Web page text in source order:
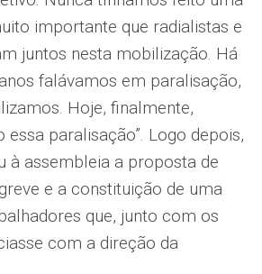
importante que radialistas e
juntos nesta mobilização. Há
falávamos em paralisação,
Hoje, finalmente,
essa paralisação”. Logo depois,
à assembleia a proposta de
e a constituição de uma
que, junto com os
com a direção da